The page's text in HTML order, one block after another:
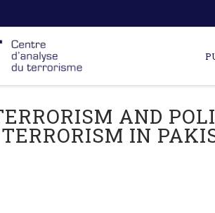
AND
TERRORISM IN